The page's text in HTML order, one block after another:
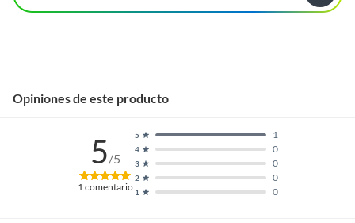
Opiniones de este producto
5/5
1comentario 1 0
2 0
3 0
4 0
5 1